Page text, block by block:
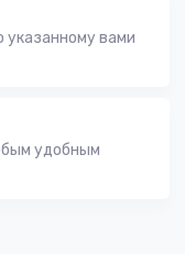
вами
удобным